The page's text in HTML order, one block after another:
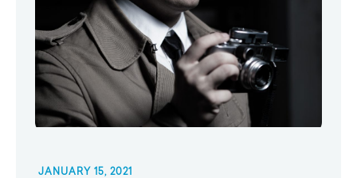
JANUARY 15, 2021